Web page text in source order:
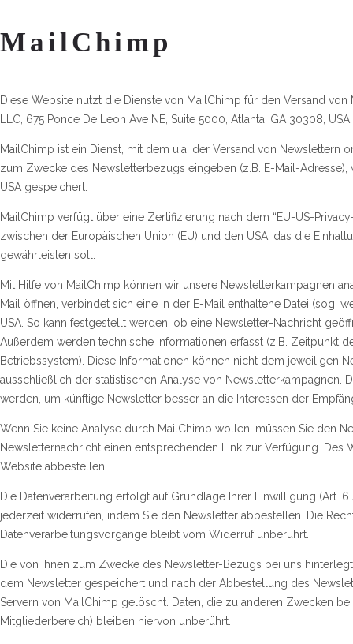
MailChimp
Diese Website nutzt die Dienste von MailChimp für den Versand
LLC, 675 Ponce De Leon Ave NE, Suite 5000, Atlanta, GA 30308, USA.
MailChimp ist ein Dienst, mit dem u.a. der Versand von Newslettern
zum Zwecke des Newsletterbezugs eingeben (z.B. E-Mail-
USA gespeichert.
MailChimp verfügt über eine Zertifizierung nach dem “EU-US-
zwischen der Europäischen Union (EU) und den USA, das die
gewährleisten soll.
Mit Hilfe von MailChimp können wir unsere Newsletterkampagnen
Mail öffnen, verbindet sich eine in der E-Mail enthaltene Datei (sog.
USA. So kann festgestellt werden, ob eine Newsletter-Nachricht
Außerdem werden technische Informationen erfasst (z.B. Zeitpunkt
Betriebssystem). Diese Informationen können nicht dem jeweiligen
ausschließlich der statistischen Analyse von Newsletterkampagnen.
werden, um künftige Newsletter besser an die Interessen der
Wenn Sie keine Analyse durch MailChimp wollen, müssen Sie den
Newsletternachricht einen entsprechenden Link zur Verfügung. Des
Website abbestellen.
Die Datenverarbeitung erfolgt auf Grundlage Ihrer Einwilligung (Art.
jederzeit widerrufen, indem Sie den Newsletter abbestellen. Die
Datenverarbeitungsvorgänge bleibt vom Widerruf unberührt.
Die von Ihnen zum Zwecke des Newsletter-Bezugs bei uns
dem Newsletter gespeichert und nach der Abbestellung des
Servern von MailChimp gelöscht. Daten, die zu anderen Zwecken
Mitgliederbereich) bleiben hiervon unberührt.